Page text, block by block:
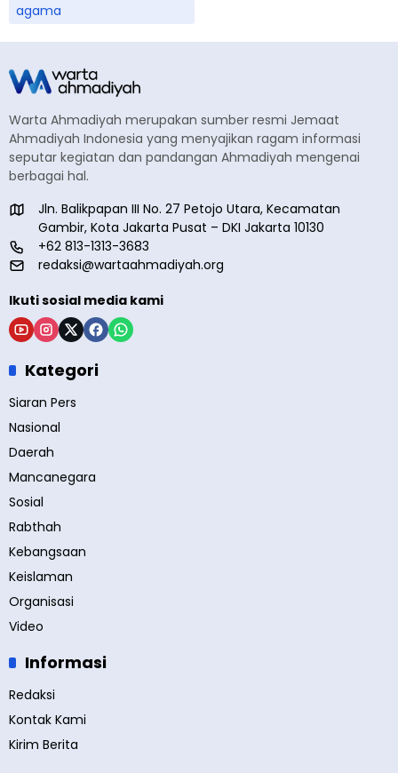
agama
Warta Ahmadiyah merupakan sumber resmi Jemaat
Ahmadiyah Indonesia yang menyajikan ragam informasi
seputar kegiatan dan pandangan Ahmadiyah mengenai
berbagai hal.
Jln. Balikpapan III No. 27 Petojo Utara, Kecamatan
Gambir, Kota Jakarta Pusat – DKI Jakarta 10130
+62 813-1313-3683
redaksi@wartaahmadiyah.org
Ikuti sosial media kami
Kategori
Siaran Pers
Nasional
Daerah
Mancanegara
Sosial
Rabthah
Kebangsaan
Keislaman
Organisasi
Video
Informasi
Redaksi
Kontak Kami
Kirim Berita